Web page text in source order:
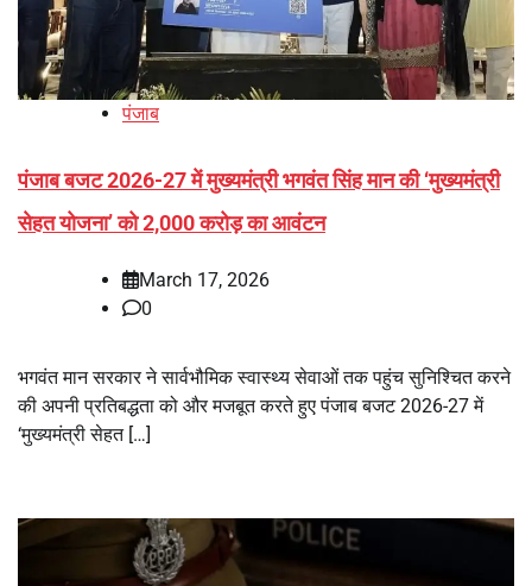
पंजाब
पंजाब बजट 2026-27 में मुख्यमंत्री भगवंत सिंह मान की ‘मुख्यमंत्री
सेहत योजना’ को 2,000 करोड़ का आवंटन
March 17, 2026
0
भगवंत मान सरकार ने सार्वभौमिक स्वास्थ्य सेवाओं तक पहुंच सुनिश्चित करने
की अपनी प्रतिबद्धता को और मजबूत करते हुए पंजाब बजट 2026-27 में
‘मुख्यमंत्री सेहत […]